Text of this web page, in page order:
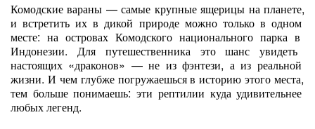
Комодские вараны — самые крупныеящерицы напланете,
и встретить их в дикой природеможнотольков одном
месте: на островах Комодского национального парка в
Индонезии. Дляпутешественникаэтошанс увидеть
настоящих «драконов» — не изфэнтези, аиз реальной
жизни. И чемглубжепогружаешьсяв историю этого места,
тем большепонимаешь: эти рептилии кудаудивительнее
любыхлегенд.